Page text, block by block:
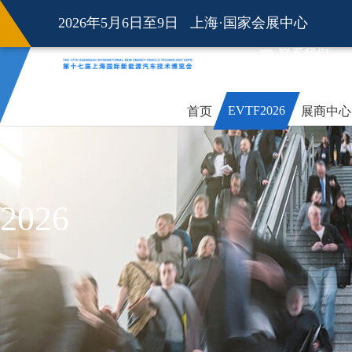
2026年5月6日至9日 上海·国家会展中心
联系我们
首页 EVTF2026 展商中心